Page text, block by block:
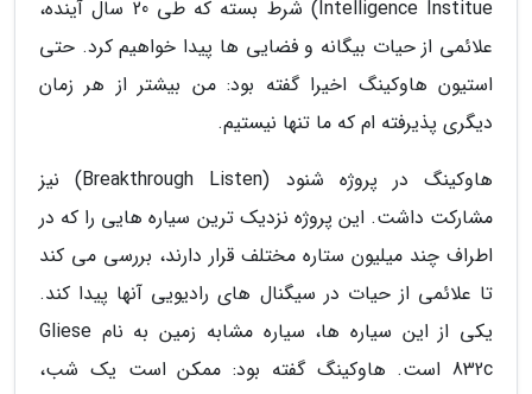
Intelligence Institue) شرط بسته که طی 20 سال آینده،
علائمی از حیات بیگانه و فضایی ها پیدا خواهیم کرد. حتی
استیون هاوکینگ اخیرا گفته بود: من بیشتر از هر زمان
دیگری پذیرفته ام که ما تنها نیستیم.
هاوکینگ در پروژه شنود (Breakthrough Listen) نیز
مشارکت داشت. این پروژه نزدیک ترین سیاره هایی را که در
اطراف چند میلیون ستاره مختلف قرار دارند، بررسی می کند
تا علائمی از حیات در سیگنال های رادیویی آنها پیدا کند.
یکی از این سیاره ها، سیاره مشابه زمین به نام Gliese
832c است. هاوکینگ گفته بود: ممکن است یک شب،